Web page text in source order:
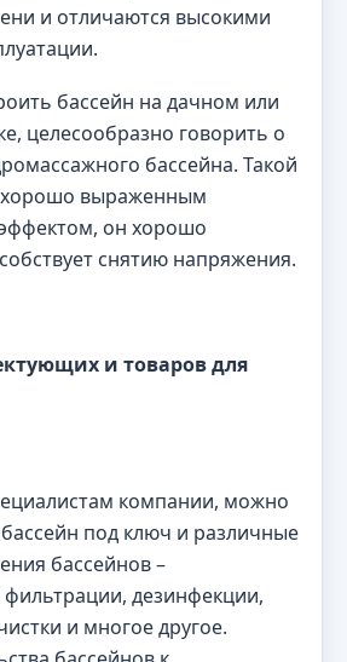
и отличаются высокими
бассейн на дачном или
целесообразно говорить о
бассейна. Такой
хорошо выраженным
он хорошо
снятию напряжения.
и товаров для
компании, можно
бассейн под ключ и различные
бассейнов –
дезинфекции,
и многое другое.